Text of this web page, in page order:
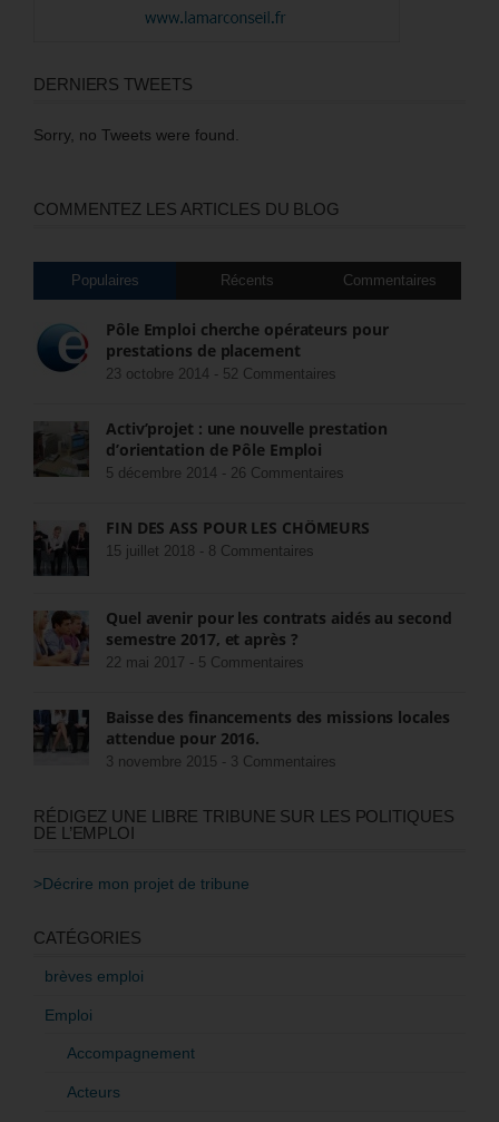
DERNIERS TWEETS
Sorry, no Tweets were found.
COMMENTEZ LES ARTICLES DU BLOG
Populaires Récents Commentaires
Pôle Emploi cherche opérateurs pour
prestations de placement
23 octobre 2014 - 52 Commentaires
Activ’projet : une nouvelle prestation
d’orientation de Pôle Emploi
5 décembre 2014 - 26 Commentaires
FIN DES ASS POUR LES CHÔMEURS
15 juillet 2018 - 8 Commentaires
Quel avenir pour les contrats aidés au second
semestre 2017, et après ?
22 mai 2017 - 5 Commentaires
Baisse des financements des missions locales
attendue pour 2016.
3 novembre 2015 - 3 Commentaires
RÉDIGEZ UNE LIBRE TRIBUNE SUR LES POLITIQUES
DE L’EMPLOI
>Décrire mon projet de tribune
CATÉGORIES
brèves emploi
Emploi
Accompagnement
Acteurs